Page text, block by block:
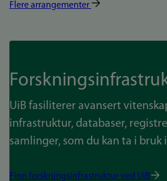
Flere arrangementer
UiB fasiliterer avansert
infrastruktur, databaser,
samlinger, som du kan ta i bruk
Finn forskningsinfrastruktur ved UiB